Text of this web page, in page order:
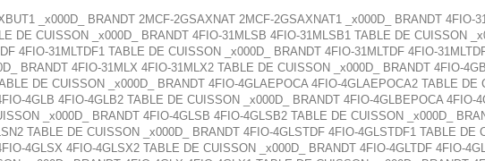
_x000D_ BRANDT 2MCF-2GSAXNAT 2MCF-2GSAXNAT1 _x000D_ BRANDT 4FIO-
DE CUISSON _x000D_ BRANDT 4FIO-31MLSB 4FIO-31MLSB1 TABLE DE CUISSON
4FIO-31MLTDF1 TABLE DE CUISSON _x000D_ BRANDT 4FIO-31MLTDF 4FIO-
BRANDT 4FIO-31MLX 4FIO-31MLX2 TABLE DE CUISSON _x000D_ BRANDT 4FIO-
DE CUISSON _x000D_ BRANDT 4FIO-4GLAEPOCA 4FIO-4GLAEPOCA2 TABLE DE
4GLB 4FIO-4GLB2 TABLE DE CUISSON _x000D_ BRANDT 4FIO-4GLBEPOCA
_x000D_ BRANDT 4FIO-4GLSB 4FIO-4GLSB2 TABLE DE CUISSON _x000D_
TABLE DE CUISSON _x000D_ BRANDT 4FIO-4GLSTDF 4FIO-4GLSTDF1 TABLE
4GLSX 4FIO-4GLSX2 TABLE DE CUISSON _x000D_ BRANDT 4FIO-4GLTDF 4FIO-